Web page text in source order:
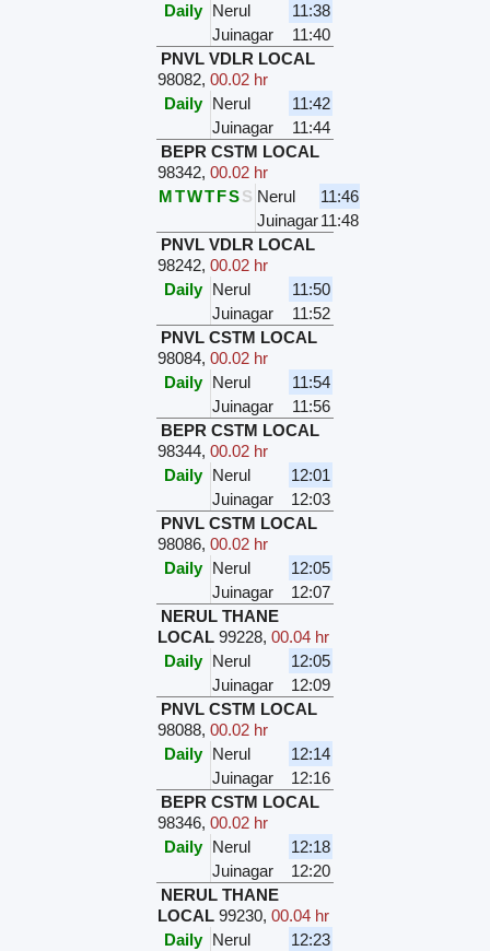
Daily Nerul
11:38
Juinagar
11:40
PNVL VDLR LOCAL
98082,00.02 hr
Daily Nerul
11:42
Juinagar
11:44
BEPR CSTM LOCAL
98342,00.02 hr
MTWTFSS Nerul
11:46
Juinagar11:48
PNVL VDLR LOCAL
98242,00.02 hr
Daily Nerul
11:50
Juinagar
11:52
PNVL CSTM LOCAL
98084,00.02 hr
Daily Nerul
11:54
Juinagar
11:56
BEPR CSTM LOCAL
98344,00.02 hr
Daily Nerul
12:01
Juinagar
12:03
PNVL CSTM LOCAL
98086,00.02 hr
Daily Nerul
12:05
Juinagar
12:07
NERUL THANE
LOCAL 99228,00.04 hr
Daily Nerul
12:05
Juinagar
12:09
PNVL CSTM LOCAL
98088,00.02 hr
Daily Nerul
12:14
Juinagar
12:16
BEPR CSTM LOCAL
98346,00.02 hr
Daily Nerul
12:18
Juinagar
12:20
NERUL THANE
LOCAL 99230,00.04 hr
Daily Nerul
12:23